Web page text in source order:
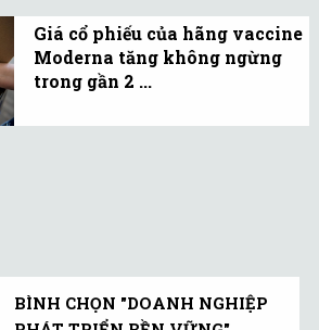
hoành hành.
21/12/2020 và liều thứ hai
vào ba tuần sau đó.
Giá cổ phiếu của hãng vaccine
Moderna tăng không ngừng
trong gần 2 ...
cúm.
BÌNH CHỌN "DOANH NGHIỆP